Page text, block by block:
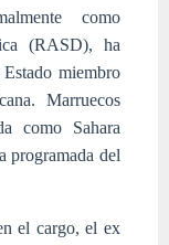
como
(RASD), ha
miembro
Marruecos
como Sahara
programada del
el cargo, el ex